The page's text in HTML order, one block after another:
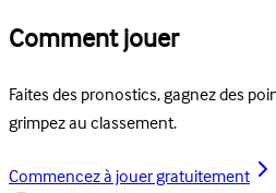
Comment jouer
Faites des pronostics, gagnez des
grimpez au classement.
Commencez à jouer gratuitement